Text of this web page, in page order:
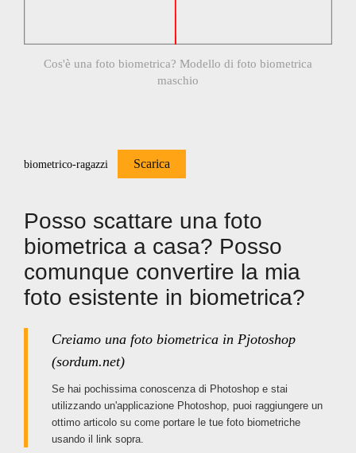
Cos'è una foto biometrica? Modello di foto biometrica
maschio
biometrico-ragazzi Scarica
Posso scattare una foto
biometrica a casa? Posso
comunque convertire la mia
foto esistente in biometrica?
Creiamo una foto biometrica in Pjotoshop
(sordum.net)
Se hai pochissima conoscenza di Photoshop e stai
utilizzando un'applicazione Photoshop, puoi raggiungere un
ottimo articolo su come portare le tue foto biometriche
usando il link sopra.